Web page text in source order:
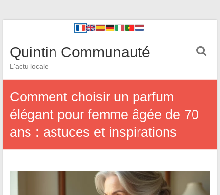
Quintin Communauté
L'actu locale
Comment choisir un parfum
élégant pour femme âgée de 70
ans : astuces et inspirations